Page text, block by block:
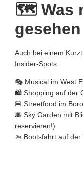
🗺️ Was
Auch bei einem
Insider-Spots:
🎭 Musical im West
🛍️ Shopping auf der
🍔 Streetfood im
🌆 Sky Garden mit
reservieren!)
🚤 Bootsfahrt auf